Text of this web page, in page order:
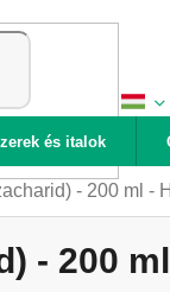
és italok
- 200 ml -
- 200